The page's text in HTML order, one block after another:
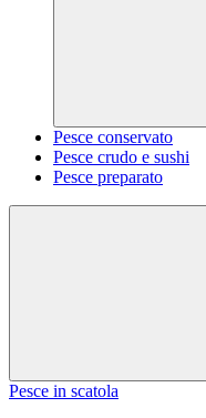
Pesce conservato
Pesce crudo e sushi
Pesce preparato
Pesce in scatola